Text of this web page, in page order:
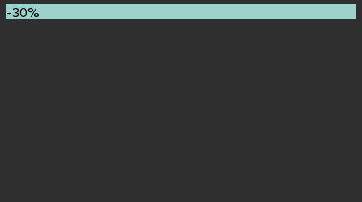
-30%